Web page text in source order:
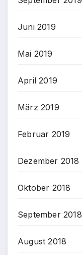
Juni 2019
Mai 2019
April 2019
März 2019
Februar 2019
Dezember 2018
Oktober 2018
September 2018
August 2018